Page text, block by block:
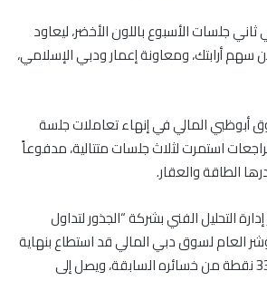
جلسات الأسبوع باللون الأخضر، ليعاود
أرابتك، ومعاونة إعمار ودبي الإسلامي،
أبوظبي المالي في إنهاء تعاملات جلسة
تراجعات استمرت لثلاث جلسات متتالية، مدفوعاً
الطاقة والعقار.
التحليل الفني بشركة “الجذور لتداول
العام لسوق دبي المالي قد استطاع بنهاية
جلسة الاثنين، أن يسترد 33 نقطة من خسائره السابقة، ويصل إلى